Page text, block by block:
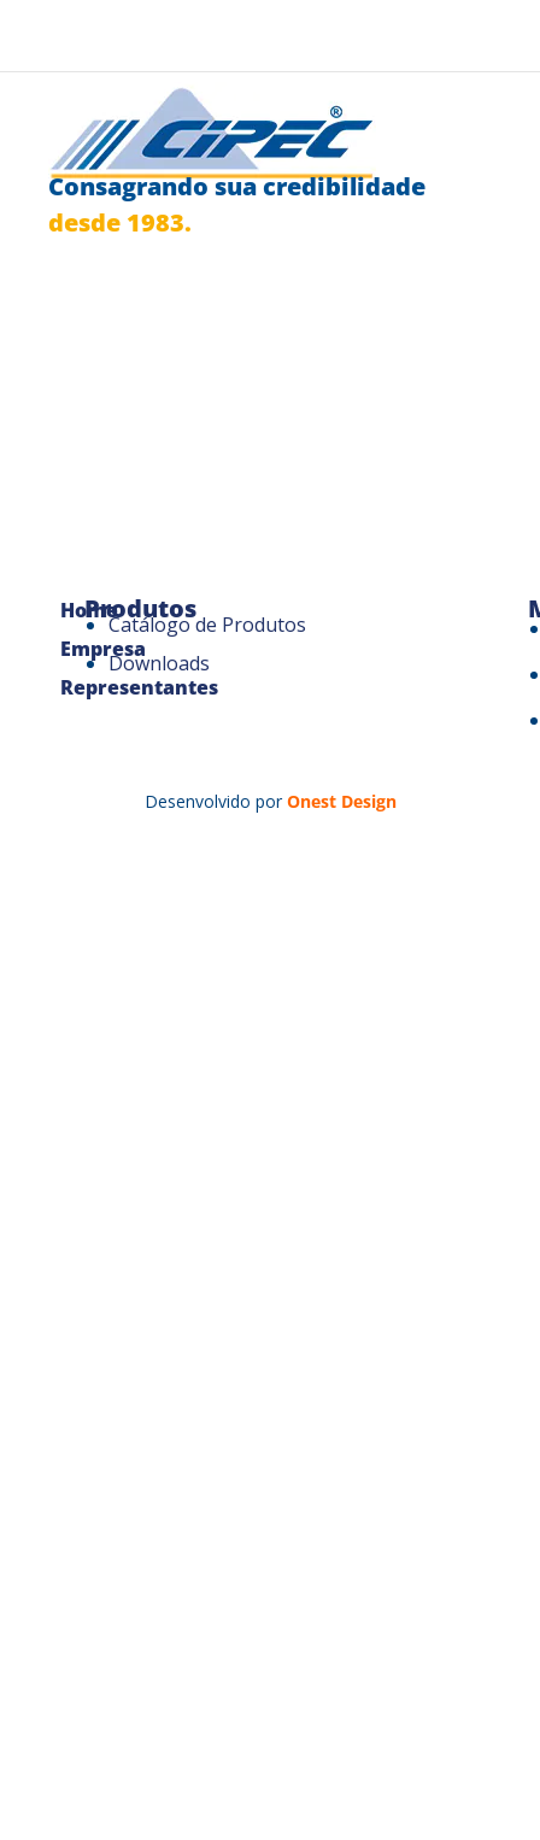
Consagrando sua credibilidade
desde 1983.
Home
Empresa
Representantes
Produtos
Catálogo de Produtos
Downloads
Desenvolvido por Onest Design